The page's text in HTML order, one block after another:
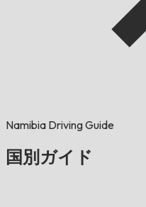
Namibia Driving Guide
国別ガイド